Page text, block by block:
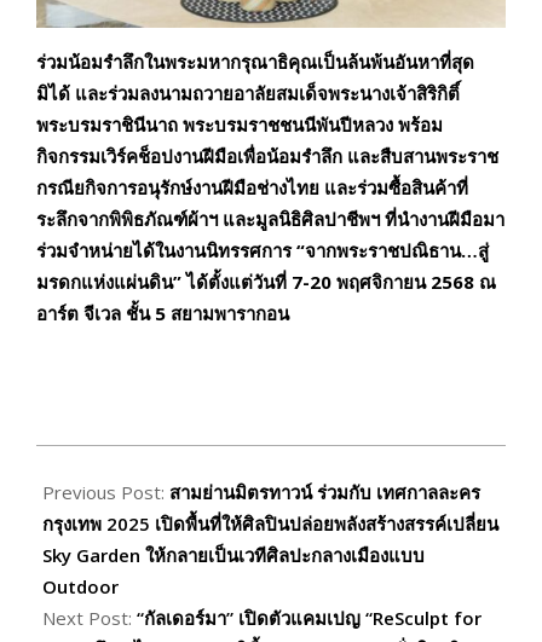
ร่วมน้อมรำลึกในพระมหากรุณาธิคุณเป็นล้นพ้นอันหาที่สุด
มิได้ และร่วมลงนามถวายอาลัยสมเด็จพระนางเจ้าสิริกิติ์
พระบรมราชินีนาถ พระบรมราชชนนีพันปีหลวง พร้อม
กิจกรรมเวิร์คช็อปงานฝีมือเพื่อน้อมรำลึก และสืบสานพระราช
กรณียกิจการอนุรักษ์งานฝีมือช่างไทย และร่วมซื้อสินค้าที่
ระลึกจากพิพิธภัณฑ์ผ้าฯ และมูลนิธิศิลปาชีพฯ ที่นำงานฝีมือมา
ร่วมจำหน่ายได้ในงานนิทรรศการ “จากพระราชปณิธาน…สู่
มรดกแห่งแผ่นดิน” ได้ตั้งแต่วันที่ 7-20 พฤศจิกายน 2568 ณ
อาร์ต จีเวล ชั้น 5 สยามพารากอน
11-
08
Previous Post: สามย่านมิตรทาวน์ ร่วมกับ เทศกาลละคร
กรุงเทพ 2025 เปิดพื้นที่ให้ศิลปินปล่อยพลังสร้างสรรค์เปลี่ยน
Sky Garden ให้กลายเป็นเวทีศิลปะกลางเมืองแบบ
Outdoor
Next Post: “กัลเดอร์มา” เปิดตัวแคมเปญ “ReSculpt for